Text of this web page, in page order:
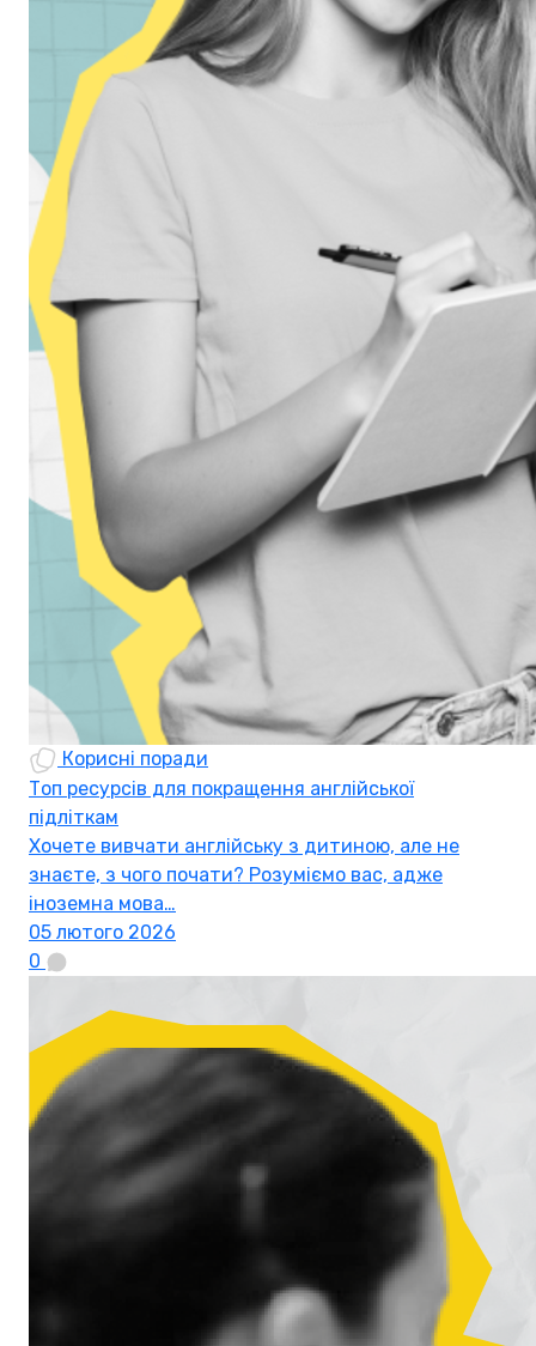
Корисні поради
Топ ресурсів для покращення англійської
підліткам
Хочете вивчати англійську з дитиною, але не
знаєте, з чого почати? Розуміємо вас, адже
іноземна мова…
05 лютого 2026
0